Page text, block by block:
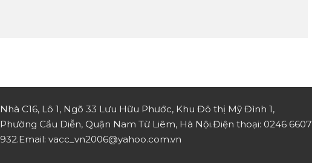
Nhà C16, Lô 1, Ngõ 33 Lưu Hữu Phước, Khu Đô thị Mỹ Đình 1,
Phường Cầu Diễn, Quận Nam Từ Liêm, Hà Nội.Điện thoại: 0246 6607
932.Email: vacc_vn2006@yahoo.com.vn